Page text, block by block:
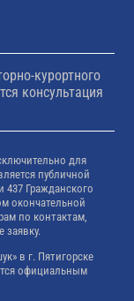
курортного
консультация
для
публичной
Гражданского
окончательной
по контактам,
заявку.
в г. Пятигорске
официальным